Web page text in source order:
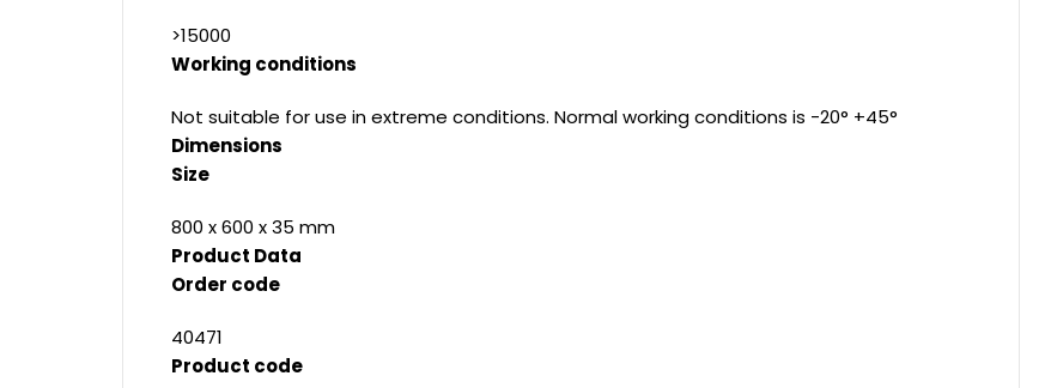
>15000
Working conditions
Not suitable for use in extreme conditions. Normal working conditions is -20° +45°
Dimensions
Size
800 x 600 x 35 mm
Product Data
Order code
40471
Product code